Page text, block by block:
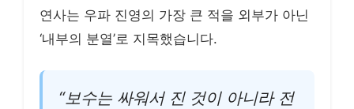
연사는 우파 진영의 가장 큰 적을 외부가 아닌
‘내부의 분열’로 지목했습니다.
“보수는 싸워서 진 것이 아니라 전